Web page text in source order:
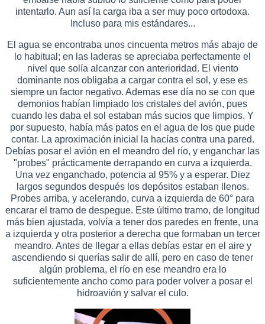
intentarlo. Aun así la carga iba a ser muy poco ortodoxa.
Incluso para mis estándares...
El agua se encontraba unos cincuenta metros más abajo de
lo habitual; en las laderas se apreciaba perfectamente el
nivel que solía alcanzar con anterioridad. El viento
dominante nos obligaba a cargar contra el sol, y ese es
siempre un factor negativo. Ademas ese día no se con que
demonios habían limpiado los cristales del avión, pues
cuando les daba el sol estaban más sucios que limpios. Y
por supuesto, había más patos en el agua de los que pude
contar. La aproximación inicial la hacías contra una pared.
Debías posar el avión en el meandro del río, y enganchar las
"probes" prácticamente derrapando en curva a izquierda.
Una vez enganchado, potencia al 95% y a esperar. Diez
largos segundos después los depósitos estaban llenos.
Probes arriba, y acelerando, curva a izquierda de 60° para
encarar el tramo de despegue. Este último tramo, de longitud
más bien ajustada, volvía a tener dos paredes en frente, una
a izquierda y otra posterior a derecha que formaban un tercer
meandro. Antes de llegar a ellas debías estar en el aire y
ascendiendo si querías salir de allí, pero en caso de tener
algún problema, el río en ese meandro era lo
suficientemente ancho como para poder volver a posar el
hidroavión y salvar el culo.